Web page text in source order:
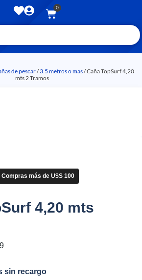
0
de pescar/3.5 metros o mas/ Caña TopSurf 4,20
mts 2 Tramos
Compras más de U$S 100
4,20 mts
sin recargo